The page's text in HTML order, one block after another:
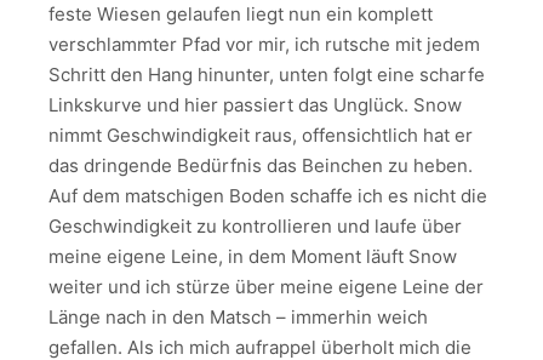
feste Wiesen gelaufen liegt nun ein komplett
verschlammter Pfad vor mir, ich rutsche mit jedem
Schritt den Hang hinunter, unten folgt eine scharfe
Linkskurve und hier passiert das Unglück. Snow
nimmt Geschwindigkeit raus, offensichtlich hat er
das dringende Bedürfnis das Beinchen zu heben.
Auf dem matschigen Boden schaffe ich es nicht die
Geschwindigkeit zu kontrollieren und laufe über
meine eigene Leine, in dem Moment läuft Snow
weiter und ich stürze über meine eigene Leine der
Länge nach in den Matsch – immerhin weich
gefallen. Als ich mich aufrappel überholt mich die